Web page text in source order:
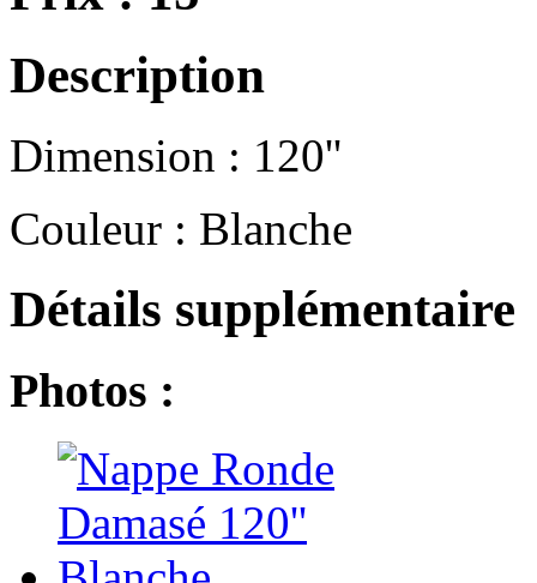
Description
Dimension : 120''
Couleur : Blanche
Détails supplémentaire
Photos :